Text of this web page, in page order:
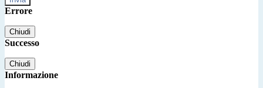
Errore
Chiudi
Successo
Chiudi
Informazione